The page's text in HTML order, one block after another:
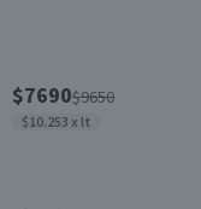
$7690$9650
$10.253 x lt